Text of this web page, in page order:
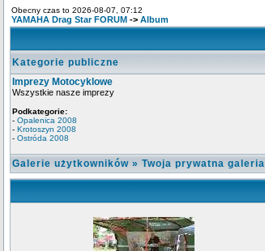
Obecny czas to 2026-08-07, 07:12
YAMAHA Drag Star FORUM -> Album
Kategorie publiczne
Imprezy Motocyklowe
Wszystkie nasze imprezy
Podkategorie:
- Opalenica 2008
- Krotoszyn 2008
- Ostróda 2008
Galerie użytkowników » Twoja prywatna galeria